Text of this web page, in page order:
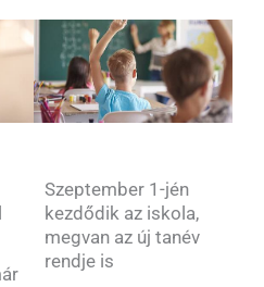
Szeptember 1-jén
kezdődik az iskola,
megvan az új tanév
rendje is